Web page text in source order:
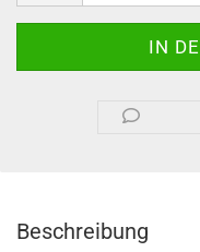
Beschreibung